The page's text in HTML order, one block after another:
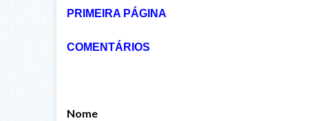
PRIMEIRA PÁGINA
COMENTÁRIOS
Nome